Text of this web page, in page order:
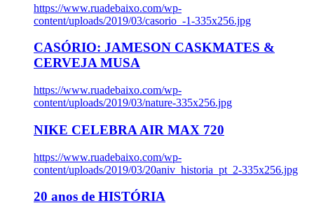
https://www.ruadebaixo.com/wp-
content/uploads/2019/03/casorio_-1-335x256.jpg
CASÓRIO: JAMESON CASKMATES &
CERVEJA MUSA
https://www.ruadebaixo.com/wp-
content/uploads/2019/03/nature-335x256.jpg
NIKE CELEBRA AIR MAX 720
https://www.ruadebaixo.com/wp-
content/uploads/2019/03/20aniv_historia_pt_2-335x256.jpg
20 anos de HISTÓRIA